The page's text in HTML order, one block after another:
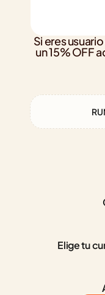
Si eres
un 15% OFF
Elige tu